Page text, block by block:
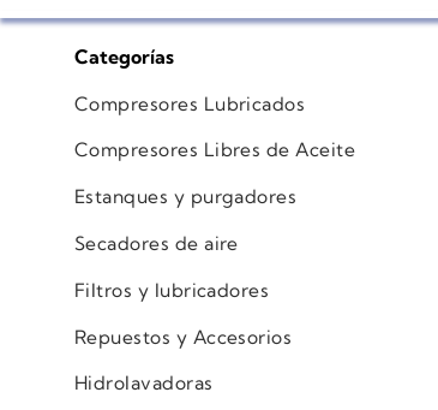
Categorías
Compresores Lubricados
Compresores Libres de Aceite
Estanques y purgadores
Secadores de aire
Filtros y lubricadores
Repuestos y Accesorios
Hidrolavadoras